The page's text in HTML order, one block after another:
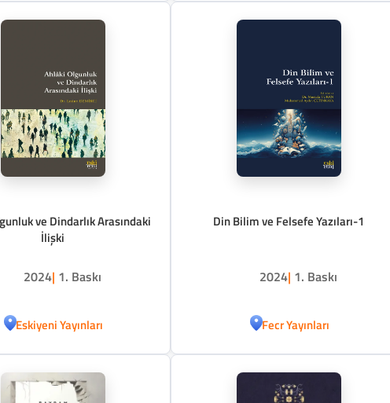
ve Dindarlık Arasındaki
İlişki
2024| 1. Baskı
Eskiyeni Yayınları
Din Bilim ve Felsefe Yazıları-1
2024| 1. Baskı
Fecr Yayınları